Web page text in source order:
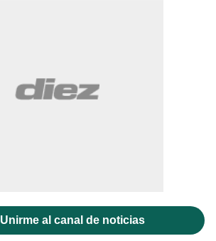
Unirme al canal de noticias